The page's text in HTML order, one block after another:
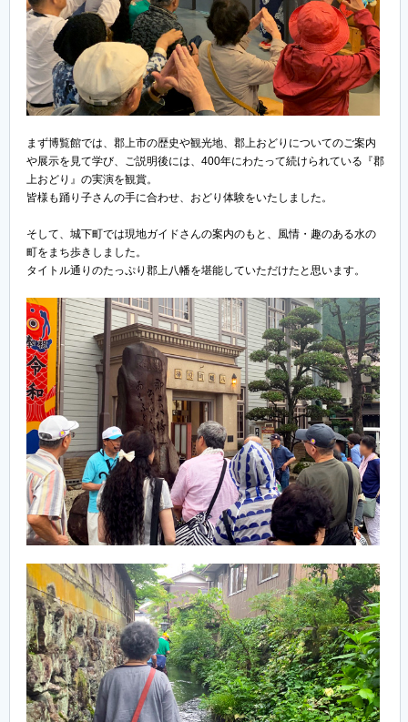
まず博覧館では、郡上市の歴史や観光地、郡上おどりについてのご案内
や展示を見て学び、ご説明後には、400年にわたって続けられている『郡
上おどり』の実演を観賞。
皆様も踊り子さんの手に合わせ、おどり体験をいたしました。
そして、城下町では現地ガイドさんの案内のもと、風情・趣のある水の
町をまち歩きしました。
タイトル通りのたっぷり郡上八幡を堪能していただけたと思います。